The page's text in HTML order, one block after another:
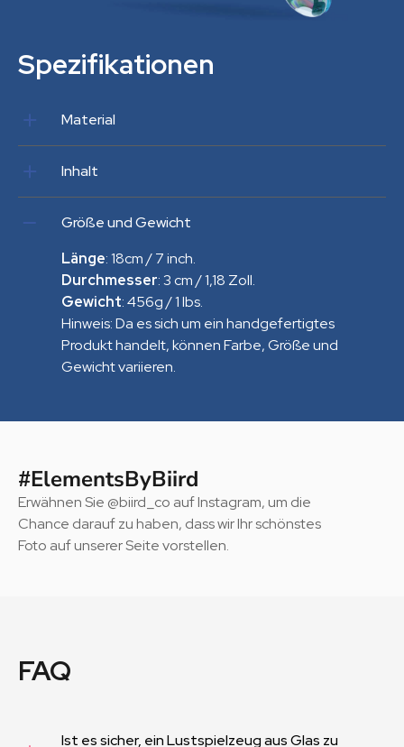
Spezifikationen
Material
Inhalt
Größe und Gewicht
Länge: 18cm / 7 inch.
Durchmesser: 3 cm / 1,18 Zoll.
Gewicht: 456g / 1 lbs.
Hinweis: Da es sich um ein handgefertigtes
Produkt handelt, können Farbe, Größe und
Gewicht variieren.
#ElementsByBiird
Erwähnen Sie @biird_co auf Instagram, um die
Chance darauf zu haben, dass wir Ihr schönstes
Foto auf unserer Seite vorstellen.
FAQ
Ist es sicher, ein Lustspielzeug aus Glas zu